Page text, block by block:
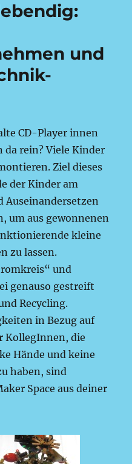
und
CD-Player innen
da rein? Viele Kinder
Ziel dieses
der Kinder am
Auseinandersetzen
um aus gewonnenen
kleine
zu lassen.
und
genauso gestreift
Recycling.
in Bezug auf
KollegInnen, die
Hände und keine
haben, sind
Space aus deiner